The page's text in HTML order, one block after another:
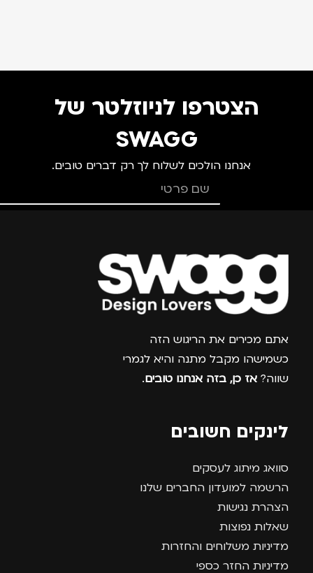
הצטרפו לניוזלטר של
SWAGG
אנחנו הולכים לשלוח לך רק דברים טובים.
צרפו אותי למועדון
אתם מכירים את הריגוש הזה
כשמישהו מקבל מתנה והיא לגמרי
שווה? אז כן, בזה אנחנו טובים.
לינקים חשובים
סוואג מיתוג לעסקים
הרשמה למועדון החברים שלנו
הצהרת נגישות
שאלות נפוצות
מדיניות משלוחים והחזרות
מדיניות החזר כספי